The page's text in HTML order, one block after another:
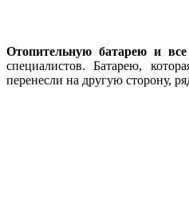
Отопительную батарею и
специалистов. Батарею,
перенесли на другую сторону,